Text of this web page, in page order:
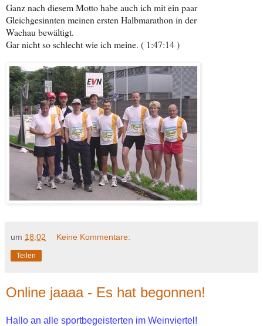
Ganz nach diesem Motto habe auch ich mit ein paar
Gleichgesinnten meinen ersten Halbmarathon in der
Wachau bewältigt.
Gar nicht so schlecht wie ich meine. ( 1:47:14 )
um 18:02 Keine Kommentare:
Teilen
Online jaaaa - Es hat begonnen!
Hallo an alle sportbegeisterten im Weinviertel!